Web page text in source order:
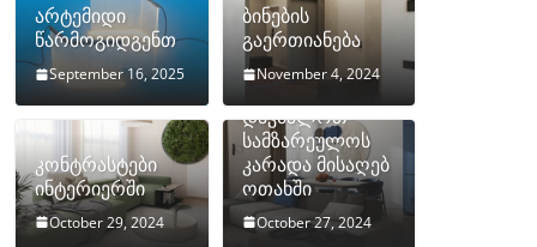
არტემიდი
წარმოგიდგენთ
September 16, 2025
ბინების
გაერთიანება
November 4, 2024
კონტრასტები
ინტერიერში
October 29, 2024
როგორ
დავმალოთ
სამზარეულოს
კარადა მისაღებ
ოთახში
October 27, 2024